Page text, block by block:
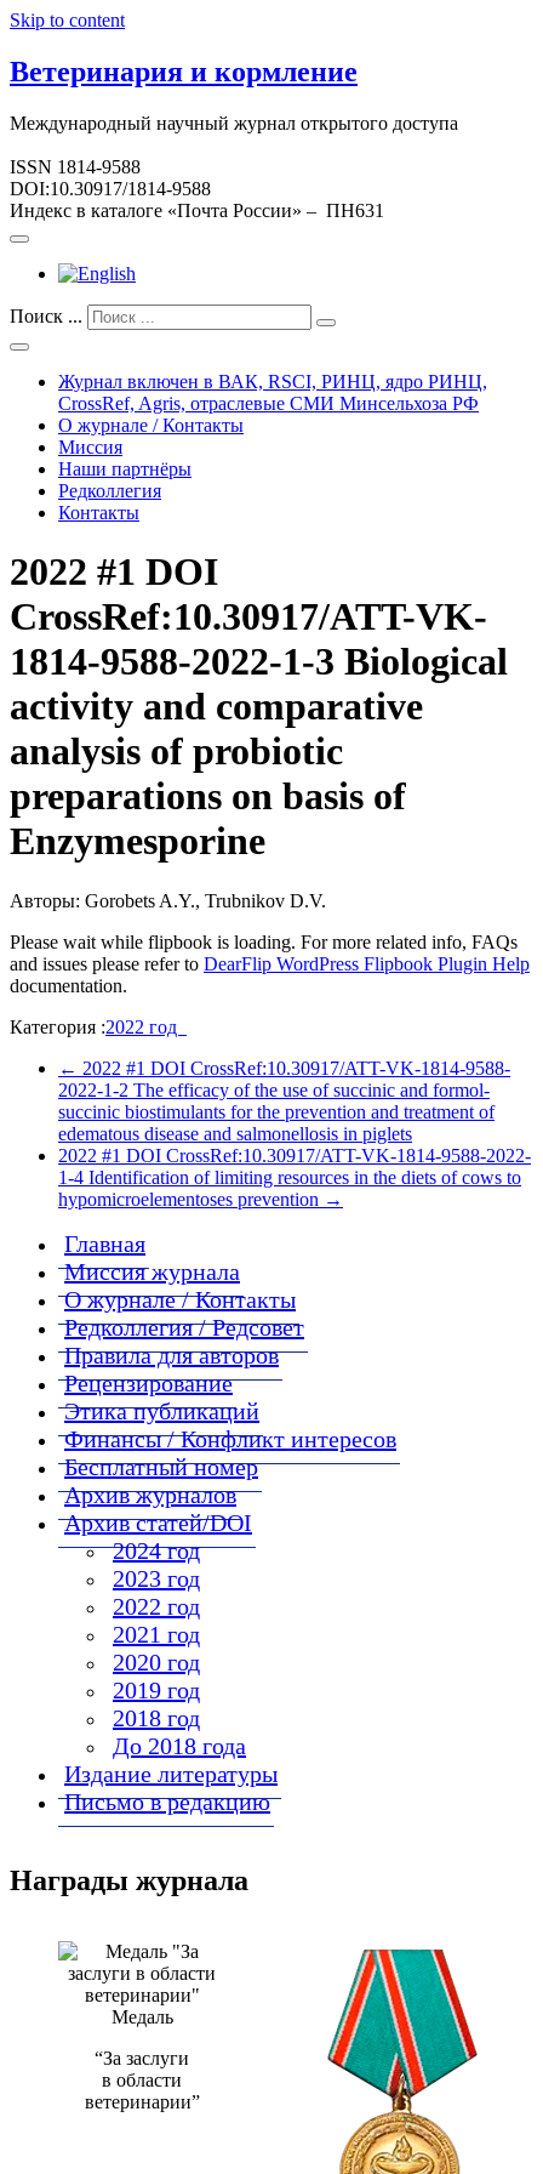
Skip to content
Ветеринария и кормление
Международный научный журнал открытого доступа
ISSN 1814-9588
DOI:10.30917/1814-9588
Индекс в каталоге «Почта России» – ПН631
Поиск ...
Журнал включен в ВАК, RSCI, РИНЦ, ядро РИНЦ,
CrossRef, Agris, отраслевые СМИ Минсельхоза РФ
О журнале / Контакты
Миссия
Наши партнёры
Редколлегия
Контакты
2022 #1 DOI
CrossRef:10.30917/ATT-VK-
1814-9588-2022-1-3 Biological
activity and comparative
analysis of probiotic
preparations on basis of
Enzymesporine
Авторы: Gorobets A.Y., Trubnikov D.V.
Please wait while flipbook is loading. For more related info, FAQs
and issues please refer to DearFlip WordPress Flipbook Plugin Help
documentation.
Категория :2022 год
← 2022 #1 DOI CrossRef:10.30917/ATT-VK-1814-9588-
2022-1-2 The efficacy of the use of succinic and formol-
succinic biostimulants for the prevention and treatment of
edematous disease and salmonellosis in piglets
2022 #1 DOI CrossRef:10.30917/ATT-VK-1814-9588-2022-
1-4 Identification of limiting resources in the diets of cows to
hypomicroelementoses prevention →
Главная
Миссия журнала
О журнале / Контакты
Редколлегия / Редсовет
Правила для авторов
Рецензирование
Этика публикаций
Финансы / Конфликт интересов
Бесплатный номер
Архив журналов
Архив статей/DOI
2024 год
2023 год
2022 год
2021 год
2020 год
2019 год
2018 год
До 2018 года
Издание литературы
Письмо в редакцию
Награды журнала
Медаль
“За заслуги
в области
ветеринарии”